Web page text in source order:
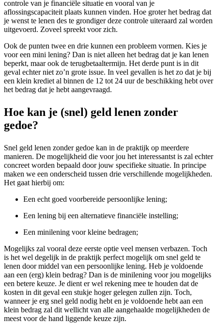
controle van je financiële situatie en vooral van je
aflossingscapaciteit plaats kunnen vinden. Hoe groter het bedrag dat
je wenst te lenen des te grondiger deze controle uiteraard zal worden
uitgevoerd. Zoveel spreekt voor zich.
Ook de punten twee en drie kunnen een probleem vormen. Kies je
voor een mini lening? Dan is niet alleen het bedrag dat je kan lenen
beperkt, maar ook de terugbetaaltermijn. Het derde punt is in dit
geval echter niet zo’n grote issue. In veel gevallen is het zo dat je bij
een klein krediet al binnen de 12 tot 24 uur de beschikking hebt over
het bedrag dat je hebt aangevraagd.
Hoe kan je (snel) geld lenen zonder
gedoe?
Snel geld lenen zonder gedoe kan in de praktijk op meerdere
manieren. De mogelijkheid die voor jou het interessantst is zal echter
concreet worden bepaald door jouw specifieke situatie. In principe
maken we een onderscheid tussen drie verschillende mogelijkheden.
Het gaat hierbij om:
Een echt goed voorbereide persoonlijke lening;
Een lening bij een alternatieve financiële instelling;
Een minilening voor kleine bedragen;
Mogelijks zal vooral deze eerste optie veel mensen verbazen. Toch
is het wel degelijk in de praktijk perfect mogelijk om snel geld te
lenen door middel van een persoonlijke lening. Heb je voldoende
aan een (erg) klein bedrag? Dan is de minilening voor jou mogelijks
een betere keuze. Je dient er wel rekening mee te houden dat de
kosten in dit geval een stukje hoger gelegen zullen zijn. Toch,
wanneer je erg snel geld nodig hebt en je voldoende hebt aan een
klein bedrag zal dit wellicht van alle aangehaalde mogelijkheden de
meest voor de hand liggende keuze zijn.